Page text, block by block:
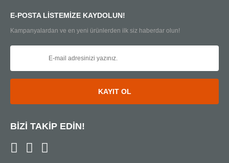
E-POSTA LİSTEMİZE KAYDOLUN!
Kampanyalardan ve en yeni ürünlerden ilk siz haberdar olun!
KAYIT OL
BİZİ TAKİP EDİN!